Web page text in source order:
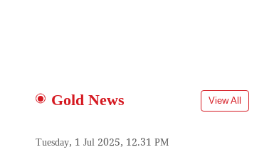
Gold News View All
Tuesday, 1 Jul 2025, 12.31 PM